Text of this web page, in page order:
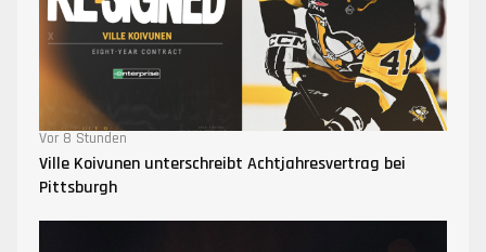
Vor 8 Stunden
Ville Koivunen unterschreibt Achtjahresvertrag bei
Pittsburgh